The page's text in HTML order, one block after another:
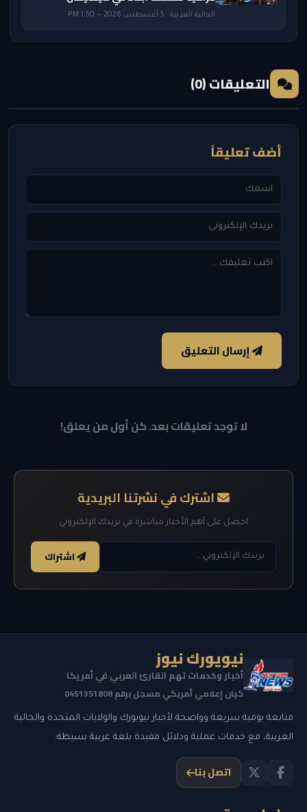
الجالية العربية · 5 أغسطس 2026 — 1:50 PM
التعليقات (0)
أضف تعليقاً
إرسال التعليق
لا توجد تعليقات بعد. كن أول من يعلق!
اشترك في نشرتنا البريدية
احصل على أهم الأخبار مباشرة في بريدك الإلكتروني
اشتراك
نيويورك نيوز
أخبار وخدمات تهم القارئ العربي في أمريكا
كيان إعلامي أمريكي مسجل برقم 0451351808
متابعة يومية سريعة وواضحة لأخبار نيويورك والولايات المتحدة والجالية
العربية، مع خدمات عملية ودلائل مفيدة بلغة عربية بسيطة.
اتصل بنا